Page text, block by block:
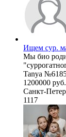
Ищем сур.
Мы био
Tanya
1200000 руб.
Санкт-
1117